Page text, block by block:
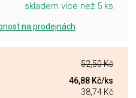
skladem více než 5 ks
na prodejnách
52,50 Kč
46,88 Kč/ks
38,74 Kč